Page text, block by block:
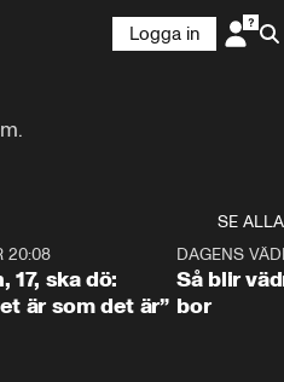
Logga in
SE ALLA
20:08
17, ska dö:
är som det är”
DAGENS
Så blir
bor